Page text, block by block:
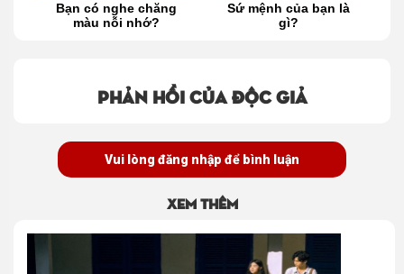
Bạn có nghe chăng
màu nỗi nhớ?
Sứ mệnh của bạn là
gì?
Phản hồi của độc giả
Vui lòng đăng nhập để bình luận
Xem thêm